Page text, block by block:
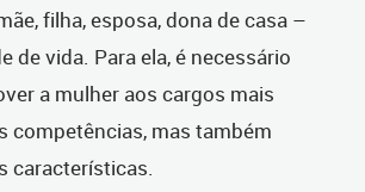
filha, esposa, dona de casa –
de vida. Para ela, é necessário
a mulher aos cargos mais
competências, mas também
características.